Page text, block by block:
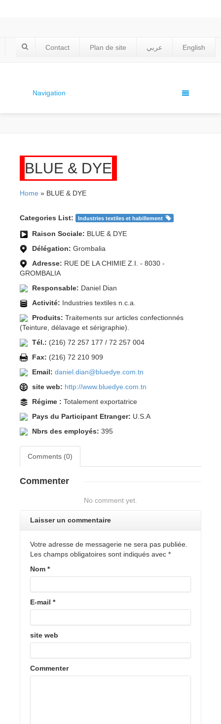
Contact Plan de site عربي English
Navigation
BLUE & DYE
Home » BLUE & DYE
Categories List: Industries textiles et habillement
Raison Sociale: BLUE & DYE
Délégation: Grombalia
Adresse: RUE DE LA CHIMIE Z.I. - 8030 -
GROMBALIA
Responsable: Daniel Dian
Activité: Industries textiles n.c.a.
Produits: Traitements sur articles confectionnés
(Teinture, délavage et sérigraphie).
Tél.: (216) 72 257 177 / 72 257 004
Fax: (216) 72 210 909
Email: daniel.dian@bluedye.com.tn
site web: http://www.bluedye.com.tn
Régime : Totalement exportatrice
Pays du Participant Etranger: U.S.A
Nbrs des employés: 395
Comments (0)
Commenter
No comment yet.
Laisser un commentaire
Votre adresse de messagerie ne sera pas publiée.
Les champs obligatoires sont indiqués avec *
Nom *
E-mail *
site web
Commenter